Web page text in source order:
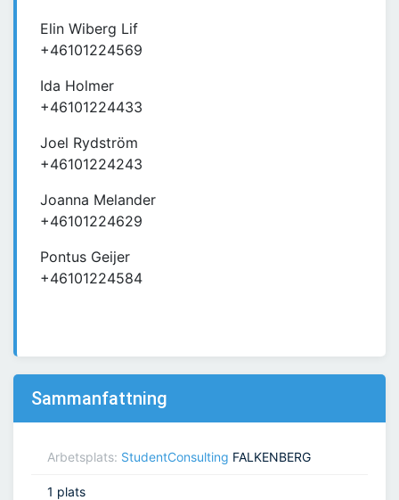
Elin Wiberg Lif
+46101224569
Ida Holmer
+46101224433
Joel Rydström
+46101224243
Joanna Melander
+46101224629
Pontus Geijer
+46101224584
Sammanfattning
Arbetsplats: StudentConsulting FALKENBERG
1 plats